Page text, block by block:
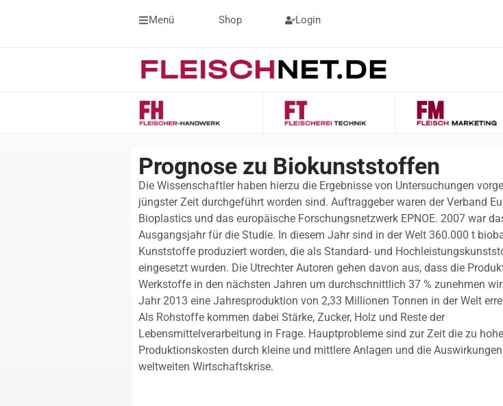
Menü Shop Login
Prognose zu Biokunststoffen
Die Wissenschaftler haben hierzu die Ergebnisse von Untersuchungen
jüngster Zeit durchgeführt worden sind. Auftraggeber waren der Verband
Bioplastics und das europäische Forschungsnetzwerk EPNOE. 2007 war
Ausgangsjahr für die Studie. In diesem Jahr sind in der Welt 360.000 t
Kunststoffe produziert worden, die als Standard- und
eingesetzt wurden. Die Utrechter Autoren gehen davon aus, dass die
Werkstoffe in den nächsten Jahren um durchschnittlich 37 % zunehmen
Jahr 2013 eine Jahresproduktion von 2,33 Millionen Tonnen in der Welt
Als Rohstoffe kommen dabei Stärke, Zucker, Holz und Reste der
Lebensmittelverarbeitung in Frage. Hauptprobleme sind zur Zeit die zu
Produktionskosten durch kleine und mittlere Anlagen und die
weltweiten Wirtschaftskrise.